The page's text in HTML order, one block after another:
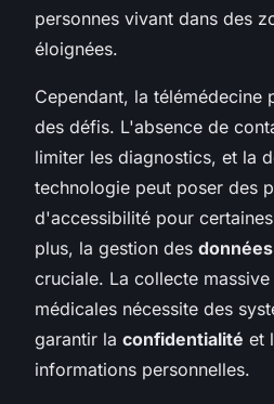
personnes vivant dans des
éloignées.
Cependant, la télémédecine
des défis. L'absence de
limiter les diagnostics, et la
technologie peut poser des
d'accessibilité pour
plus, la gestion des
cruciale. La collecte
médicales nécessite des
garantir la confidentialité et
informations personnelles.